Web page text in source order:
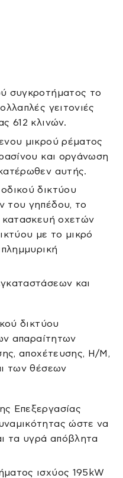
συγκροτήματος το
γειτονιές
612 κλινών.
μικρού ρέματος
και οργάνωση
αυτής.
δικτύου
του γηπέδου, το
κατασκευή οχετών
με το μικρό
και
δικτύου
απαραίτητων
αποχέτευσης, Η/Μ,
των θέσεων
Επεξεργασίας
ώστε να
τα υγρά απόβλητα
ισχύος 195kW